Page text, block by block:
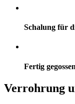
Schalung für
Fertig
Verrohrung